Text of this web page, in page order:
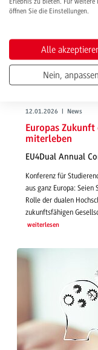
12.01.2026 | News
Europas
miterleben
EU4Dual Annual
Konferenz für
aus ganz Europa: Seien
Rolle der dualen
zukunftsfähigen
weiterlesen
öffnen Sie die Einstellungen.
Alle
Nein, anpassen